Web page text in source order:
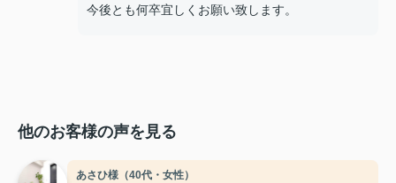
今後とも何卒宜しくお願い致します。
他のお客様の声を見る
あさひ様（40代・女性）